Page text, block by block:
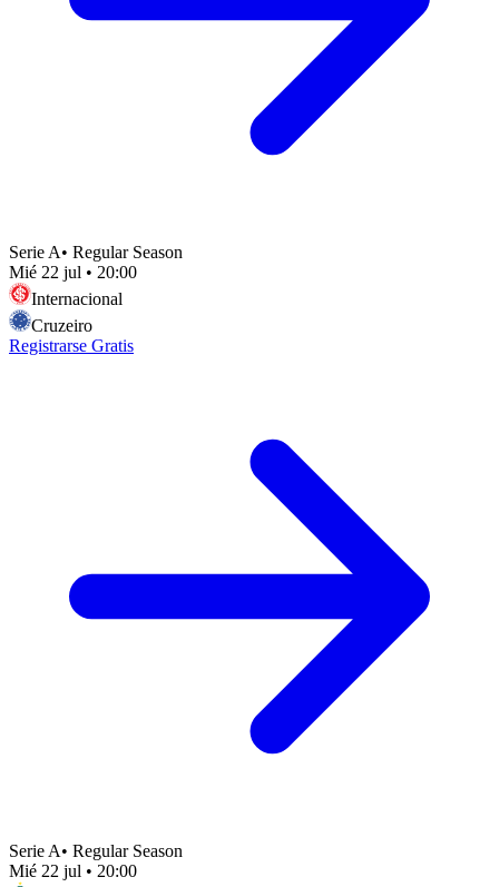
Serie A• Regular Season
Mié 22 jul • 20:00
Internacional
Cruzeiro
Registrarse Gratis
Serie A• Regular Season
Mié 22 jul • 20:00